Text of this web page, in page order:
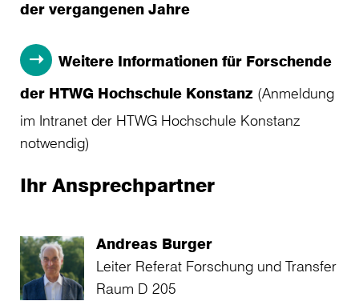
der vergangenen Jahre
Weitere Informationen für Forschende
der HTWG Hochschule Konstanz (Anmeldung
im Intranet der HTWG Hochschule Konstanz
notwendig)
Ihr Ansprechpartner
Andreas Burger
Leiter Referat Forschung und Transfer
Raum D 205